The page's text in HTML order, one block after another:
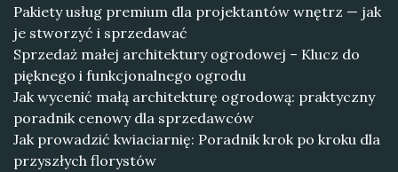
Pakiety usług premium dla projektantów wnętrz — jak
je stworzyć i sprzedawać
Sprzedaż małej architektury ogrodowej – Klucz do
pięknego i funkcjonalnego ogrodu
Jak wycenić małą architekturę ogrodową: praktyczny
poradnik cenowy dla sprzedawców
Jak prowadzić kwiaciarnię: Poradnik krok po kroku dla
przyszłych florystów